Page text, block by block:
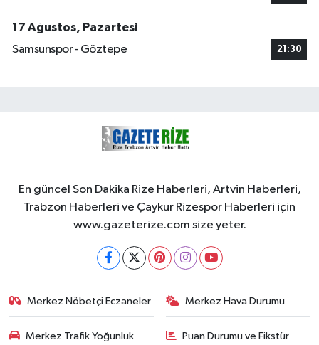
17 Ağustos, Pazartesi
Samsunspor - Göztepe
21:30
En güncel Son Dakika Rize Haberleri, Artvin Haberleri,
Trabzon Haberleri ve Çaykur Rizespor Haberleri için
www.gazeterize.com size yeter.
Merkez Nöbetçi Eczaneler Merkez Hava Durumu
Merkez Trafik Yoğunluk
Puan Durumu ve Fikstür